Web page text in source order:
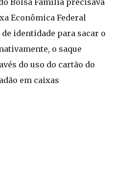
Bolsa Família precisava
Econômica Federal
identidade para sacar o
o saque
do uso do cartão do
em caixas